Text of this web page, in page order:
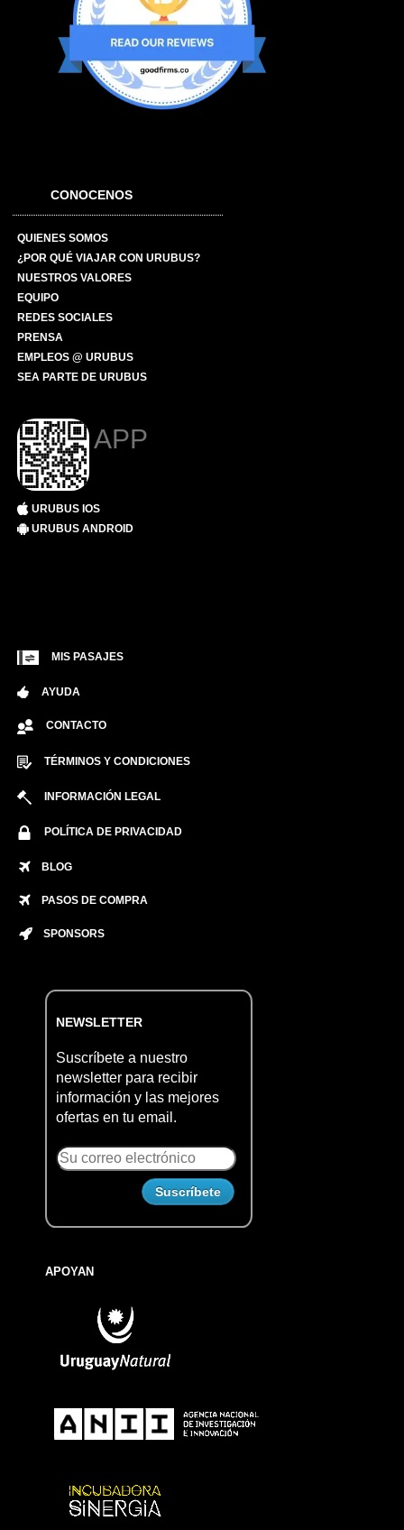
CONOCENOS
QUIENES SOMOS
¿POR QUÉ VIAJAR CON URUBUS?
NUESTROS VALORES
EQUIPO
REDES SOCIALES
PRENSA
EMPLEOS @ URUBUS
SEA PARTE DE URUBUS
APP
URUBUS IOS
URUBUS ANDROID
MIS PASAJES
AYUDA
CONTACTO
TÉRMINOS Y CONDICIONES
INFORMACIÓN LEGAL
POLÍTICA DE PRIVACIDAD
BLOG
PASOS DE COMPRA
SPONSORS
NEWSLETTER
Suscríbete a nuestro
newsletter para recibir
información y las mejores
ofertas en tu email.
APOYAN